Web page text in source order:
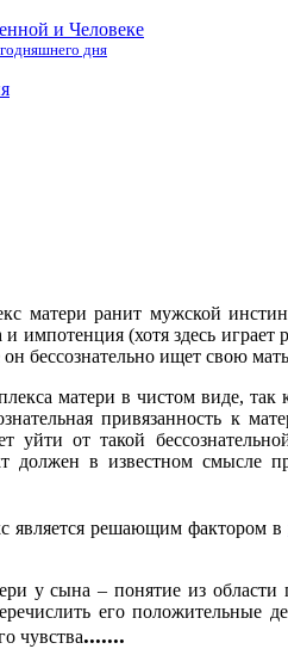
и Человеке
дня
матери ранит мужской
импотенция (хотя здесь играет
бессознательно ищет свою
матери в чистом виде,
привязанность к
уйти от такой
должен в известном смысле
является решающим фактором в
у сына – понятие из
его положительные
чувства.......